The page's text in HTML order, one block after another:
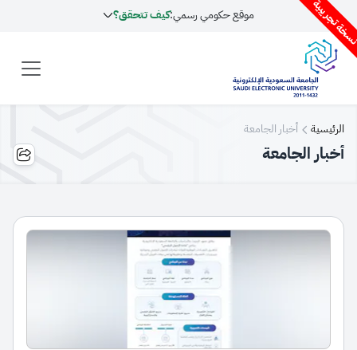
تجريبية موقع حكومي رسمي:كيف تتحقق؟
الرئيسية أخبار الجامعة
أخبار الجامعة